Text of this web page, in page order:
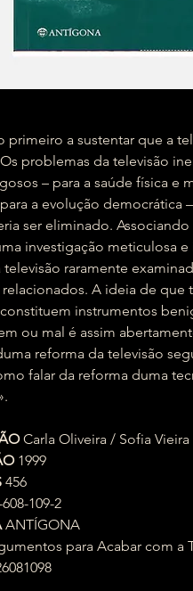
primeiro a sustentar que a
problemas da televisão
– para a saúde física e
a evolução democrática
ser eliminado.
investigação meticulosa
televisão raramente
A ideia de que
constituem instrumentos
ou mal é assim
reforma da televisão
falar da reforma duma
Carla Oliveira / Sofia Vieira
1999
456
109-2
ANTÍGONA
para Acabar com a